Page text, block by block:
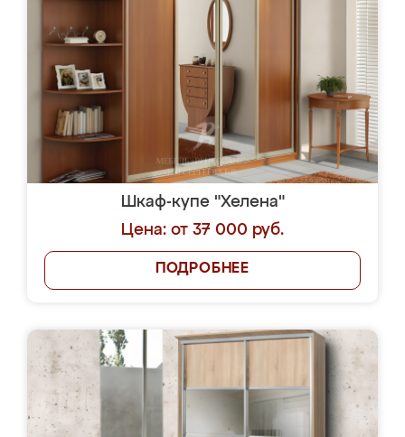
Шкаф-купе "Хелена"
Цена: от 37 000 руб.
ПОДРОБНЕЕ